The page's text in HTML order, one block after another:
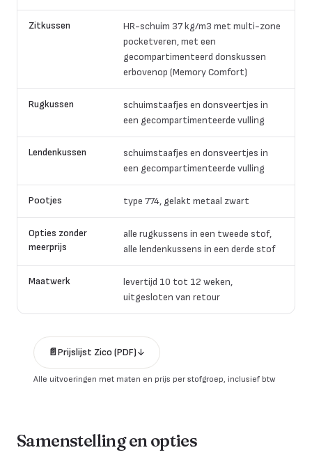
Zitkussen
HR-schuim 37 kg/m3 met multi-zone
pocketveren, met een
gecompartimenteerd donskussen
erbovenop (Memory Comfort)
Rugkussen
schuimstaafjes en donsveertjes in
een gecompartimenteerde vulling
Lendenkussen
schuimstaafjes en donsveertjes in
een gecompartimenteerde vulling
Pootjes type 774, gelakt metaal zwart
Opties zonder
meerprijs
alle rugkussens in een tweede stof,
alle lendenkussens in een derde stof
Maatwerk
levertijd 10 tot 12 weken,
uitgesloten van retour
📄 Prijslijst Zico(PDF)↓
Alle uitvoeringen met maten en prijs per stofgroep, inclusief btw
Samenstelling en opties